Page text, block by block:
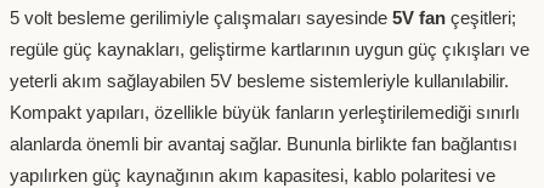
Redüktör
Somun
Kablo Kanalı
Hareketli Kablo Kanalı
Pil
Sensörleri
5 volt besleme gerilimiyle çalışmaları sayesinde 5V fan çeşitleri;
regüle güç kaynakları, geliştirme kartlarının uygun güç çıkışları ve
yeterli akım sağlayabilen 5V besleme sistemleriyle kullanılabilir.
Kompakt yapıları, özellikle büyük fanların yerleştirilemediği sınırlı
alanlarda önemli bir avantaj sağlar. Bununla birlikte fan bağlantısı
yapılırken güç kaynağının akım kapasitesi, kablo polaritesi ve